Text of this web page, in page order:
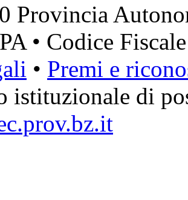
Provincia
• Codice
• Premi e
istituzionale di